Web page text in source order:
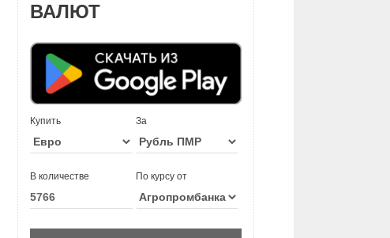
ВАЛЮТ
Купить За
В количестве По курсу от